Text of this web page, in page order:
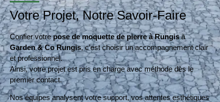
Votre Projet, Notre Savoir-Faire
Confier votrepose de moquette de pierre à Rungisà
Garden & Co Rungis, c’est choisir un accompagnement clair
et professionnel.
Ainsi, votre projet est pris en charge avec méthode dès le
premier contact.
Nos équipes analysent votre support, vos attentes esthétiques